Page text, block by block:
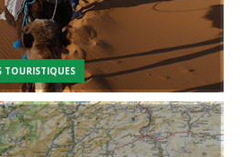
TOURISTIQUES